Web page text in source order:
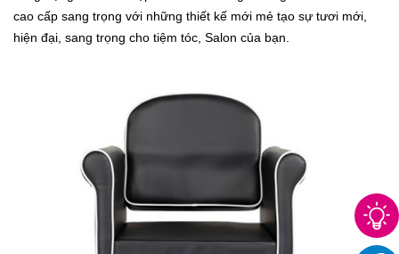
cao cấp sang trọng với những thiết kế mới mẻ tạo sự tươi mới,
hiện đại, sang trọng cho tiệm tóc, Salon của bạn.